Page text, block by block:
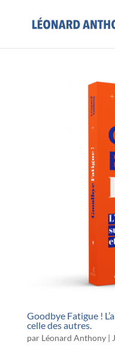
Goodbye Fatigue !
celle des autres.
par Léonard Anthony|